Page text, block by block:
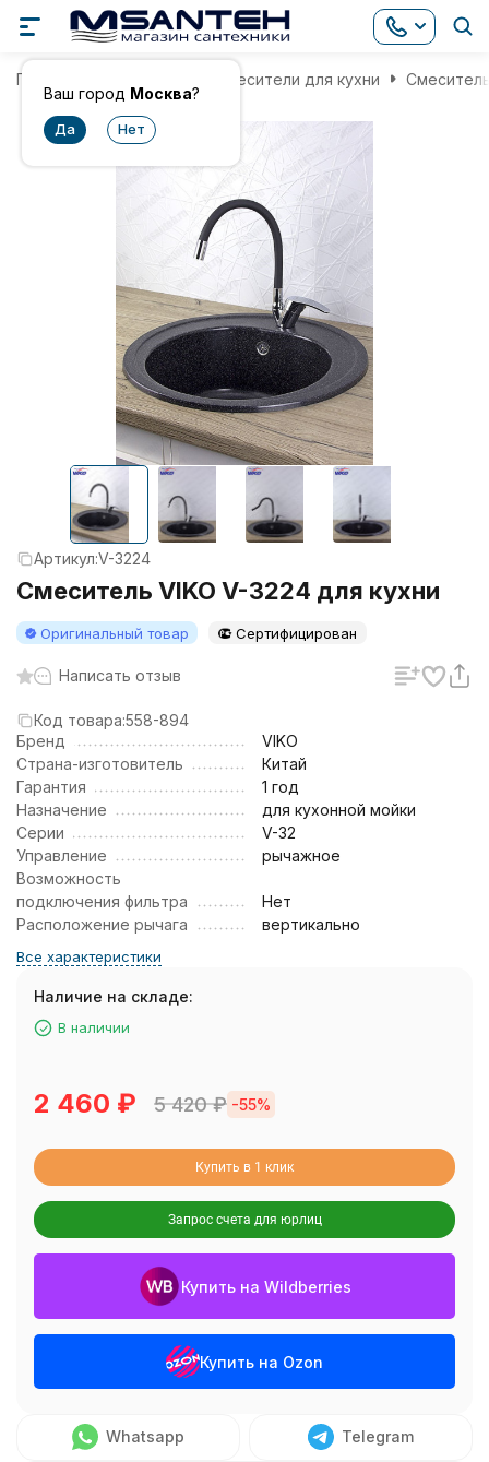
Ваш город Москва?
Главная Смесители для кухни
Артикул:V-3224
Смеситель VIKO V-3224 для кухни
Оригинальный товар Сертифицирован
Написать отзыв
Код товара:558-894
Бренд
VIKO
Страна-изготовитель
Китай
Гарантия
1 год
Назначение
для кухонной мойки
Серии
V-32
Управление
рычажное
Возможность
подключения фильтра
Нет
Расположение рычага
вертикально
Все характеристики
Наличие на складе:
В наличии
2 460 ₽ 5 420₽ -55%
Купить в 1 клик
Запрос счета для юрлиц
Купить на Wildberries
Купить на Ozon
Whatsapp Telegram